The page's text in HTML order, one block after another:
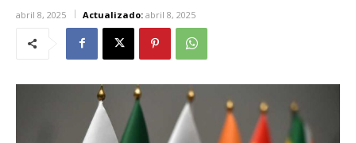
abril 8, 2025 Actualizado: abril 8, 2025